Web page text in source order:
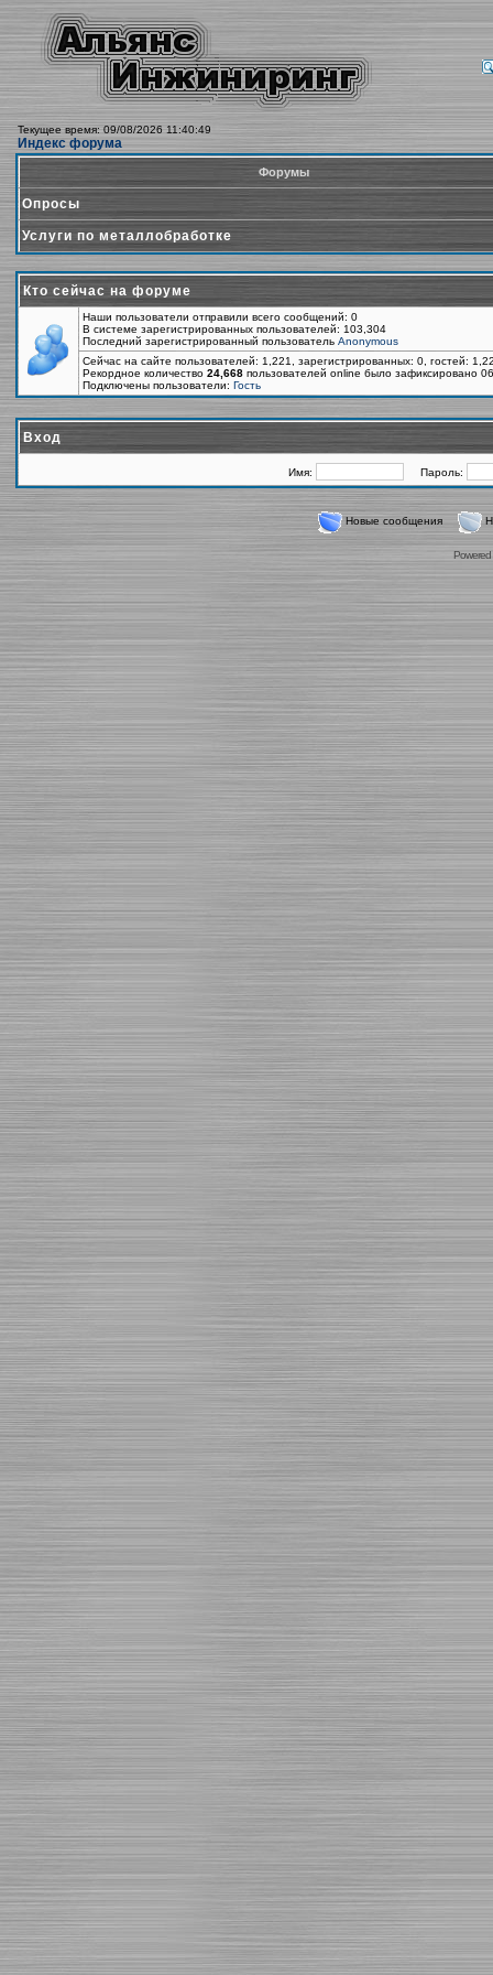
Текущее время: 09/08/2026 11:40:49
Индекс форума
Форумы
Опросы
Услуги по металлобработке
Кто сейчас на форуме
Наши пользователи отправили всего сообщений: 0
В системе зарегистрированных пользователей: 103,304
Последний зарегистрированный пользователь Anonymous
Сейчас на сайте пользователей: 1,221, зарегистрированных: 0, гостей:
Рекордное количество 24,668 пользователей online было зафиксировано
Подключены пользователи: Гость
Вход
Имя: Пароль:
Новые сообщения